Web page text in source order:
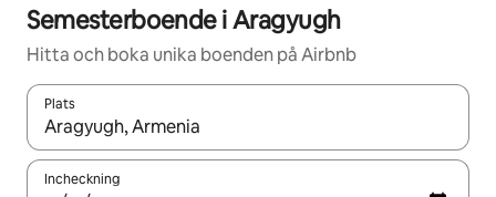
Semesterboende i Aragyugh
Hitta och boka unika boenden på Airbnb
Plats
När resultaten är tillgängliga kan du navigera med upp- och
Incheckning